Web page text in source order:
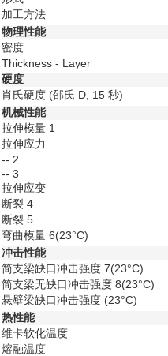
加工方法
物理性能
密度
Thickness - Layer
硬度
肖氏硬度 (邵氏 D, 15 秒)
机械性能
拉伸模量 1
拉伸应力
-- 2
-- 3
拉伸应变
断裂 4
断裂 5
弯曲模量 6(23°C)
冲击性能
简支梁缺口冲击强度 7(23°C)
简支梁无缺口冲击强度 8(23°C)
悬壁梁缺口冲击强度 (23°C)
热性能
维卡软化温度
熔融温度